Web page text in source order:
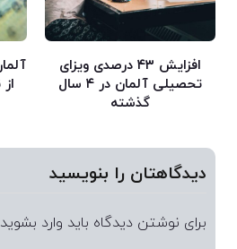
افزایش ۴۳ درصدی ویزای
تحصیلی آلمان در ۴ سال
گذشته
دیدگاهتان را بنویسید
برای نوشتن دیدگاه باید وارد بشوید